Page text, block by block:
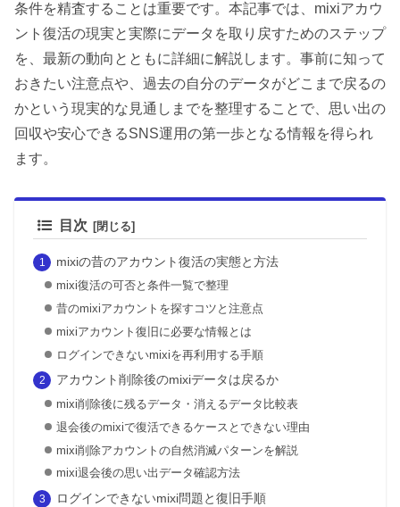
条件を精査することは重要です。本記事では、mixiアカウ
ント復活の現実と実際にデータを取り戻すためのステップ
を、最新の動向とともに詳細に解説します。事前に知って
おきたい注意点や、過去の自分のデータがどこまで戻るの
かという現実的な見通しまでを整理することで、思い出の
回収や安心できるSNS運用の第一歩となる情報を得られ
ます。
目次
mixiの昔のアカウント復活の実態と方法
mixi復活の可否と条件一覧で整理
昔のmixiアカウントを探すコツと注意点
mixiアカウント復旧に必要な情報とは
ログインできないmixiを再利用する手順
アカウント削除後のmixiデータは戻るか
mixi削除後に残るデータ・消えるデータ比較表
退会後のmixiで復活できるケースとできない理由
mixi削除アカウントの自然消滅パターンを解説
mixi退会後の思い出データ確認方法
ログインできないmixi問題と復旧手順